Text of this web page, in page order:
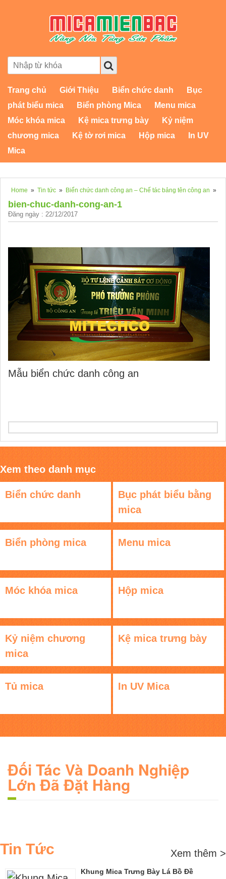
Trang chủ Giới Thiệu Biển chức danh
Bục
phát biểu mica
Biển phòng Mica
Menu mica
Móc khóa mica
Kệ mica trưng bày
Kỷ niệm
chương mica
Kệ tờ rơi mica Hộp mica
In UV
Mica
Home » Tin tức » Biển chức danh công an – Chế tác bảng tên công an »
bien-chuc-danh-cong-an-1
Đăng ngày : 22/12/2017
Mẫu biển chức danh công an
Xem theo danh mục
Biển chức danh
Bục phát biểu bằng
mica
Biển phòng mica Menu mica
Móc khóa mica Hộp mica
Kỷ niệm chương
mica
Kệ mica trưng bày
Tủ mica In UV Mica
Đối Tác Và Doanh Nghiệp
Lớn Đã Đặt Hàng
Tin Tức Xem thêm >
Khung Mica Trưng Bày Lá Bồ Đề